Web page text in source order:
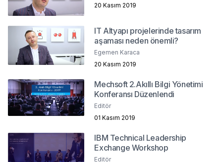
20 Kasım 2019
IT Altyapı projelerinde tasarım
aşaması neden önemli?
Egemen Karaca
20 Kasım 2019
Mechsoft 2.Akıllı Bilgi Yönetimi
Konferansı Düzenlendi
Editör
01 Kasım 2019
IBM Technical Leadership
Exchange Workshop
Editör